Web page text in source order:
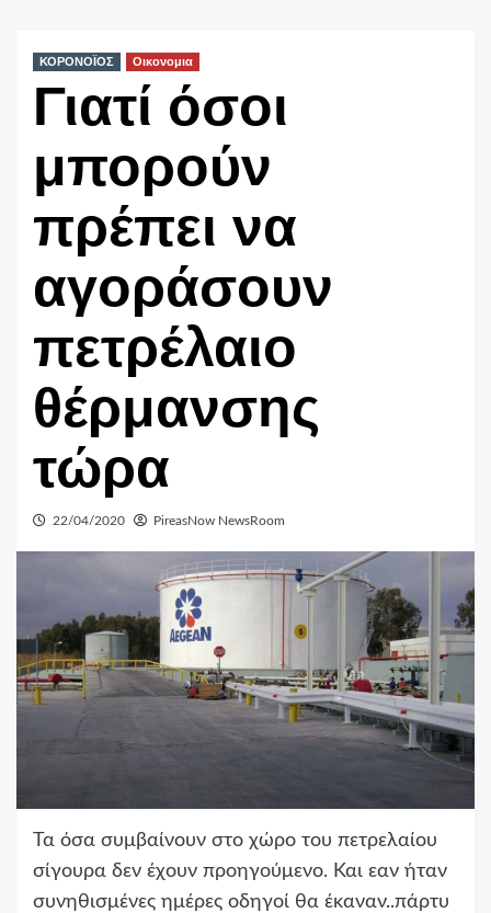
ΚΟΡΟΝΟΪΟΣ Οικονομια
Γιατί όσοι
μπορούν
πρέπει να
αγοράσουν
πετρέλαιο
θέρμανσης
τώρα
22/04/2020 PireasNow NewsRoom
Τα όσα συμβαίνουν στο χώρο του πετρελαίου
σίγουρα δεν έχουν προηγούμενο. Και εαν ήταν
συνηθισμένες ημέρες οδηγοί θα έκαναν..πάρτυ